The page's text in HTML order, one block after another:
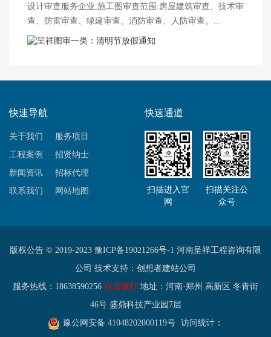
设计审查服务企业,施工图审查范围:房屋建筑审查、技术审
查、防雷审查、绿建审查、消防审查、人防审查。...
快速导航
关于我们
服务项目
工程案例
招贤纳士
新闻资讯
招标代理
联系我们
网站地图
快速通道
扫描进入官
网
扫描关注公
众号
版权公告 © 2019-2023 豫ICP备19021266号-1 河南呈祥工程咨询有限
公司 技术支持： 创想者建站公司
服务热线：18638590256 点击拨打 地址：河南·郑州 高新区 冬青街
46号 盛鼎科技产业园7层
豫公网安备 41048202000119号 访问统计：